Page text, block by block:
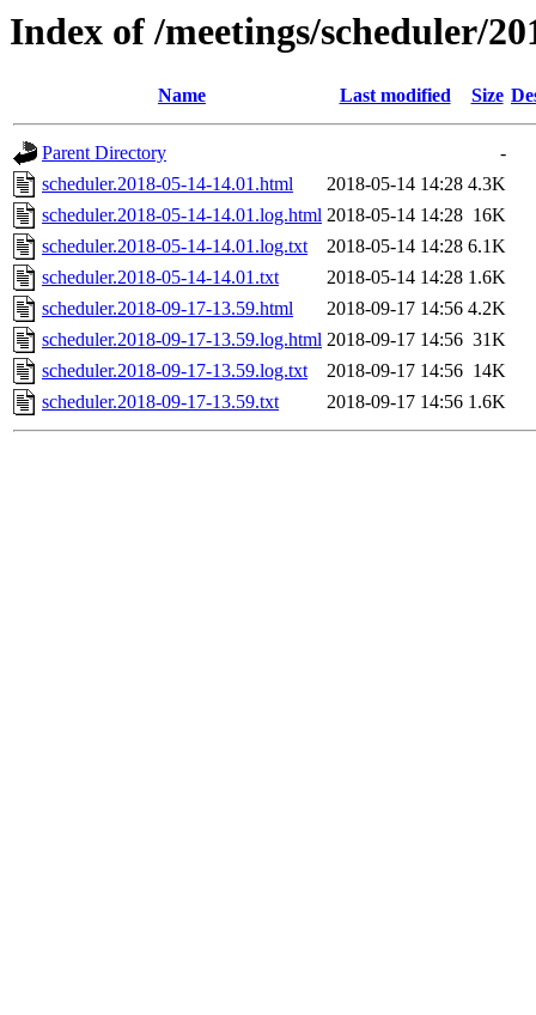
Index of /meetings/scheduler/
Name Last modified Size
Parent Directory
-
scheduler.2018-05-14-14.01.html
2018-05-14 14:28 4.3K
scheduler.2018-05-14-14.01.log.html 2018-05-14 14:28 16K
scheduler.2018-05-14-14.01.log.txt
2018-05-14 14:28 6.1K
scheduler.2018-05-14-14.01.txt
2018-05-14 14:28 1.6K
scheduler.2018-09-17-13.59.html
2018-09-17 14:56 4.2K
scheduler.2018-09-17-13.59.log.html 2018-09-17 14:56 31K
scheduler.2018-09-17-13.59.log.txt
2018-09-17 14:56 14K
scheduler.2018-09-17-13.59.txt
2018-09-17 14:56 1.6K